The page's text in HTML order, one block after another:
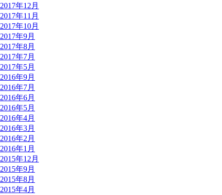
2017年12月
2017年11月
2017年10月
2017年9月
2017年8月
2017年7月
2017年5月
2016年9月
2016年7月
2016年6月
2016年5月
2016年4月
2016年3月
2016年2月
2016年1月
2015年12月
2015年9月
2015年8月
2015年4月